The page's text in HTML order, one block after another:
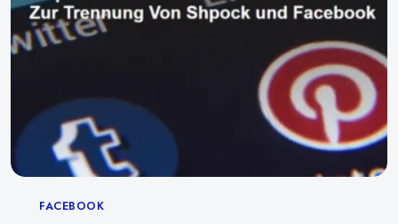
Categories
FACEBOOK